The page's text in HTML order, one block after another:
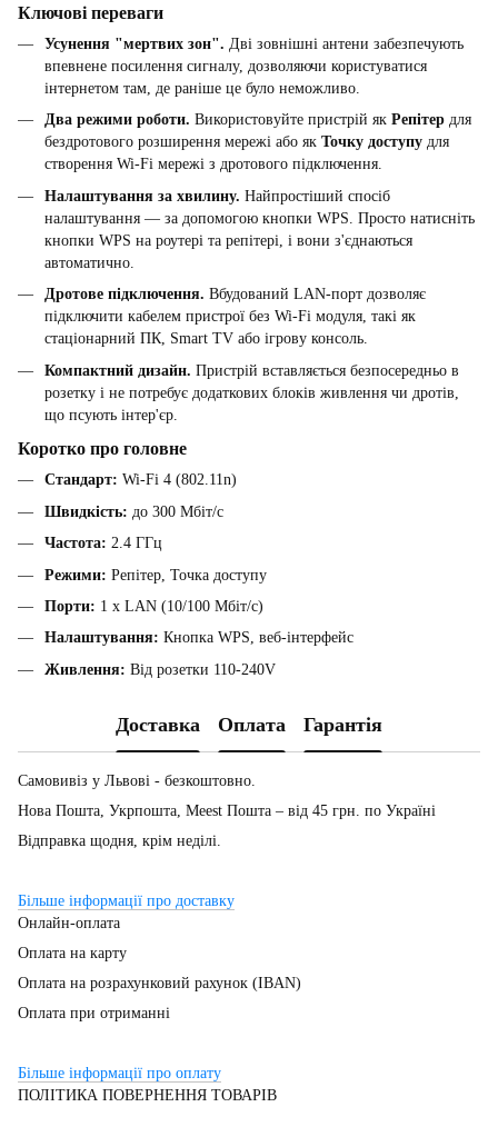
Ключові переваги
Усунення "мертвих зон". Дві зовнішні антени забезпечують
впевнене посилення сигналу, дозволяючи користуватися
інтернетом там, де раніше це було неможливо.
Два режими роботи. Використовуйте пристрій як Репітер для
бездротового розширення мережі або як Точку доступу для
створення Wi-Fi мережі з дротового підключення.
Налаштування за хвилину. Найпростіший спосіб
налаштування — за допомогою кнопки WPS. Просто натисніть
кнопки WPS на роутері та репітері, і вони з'єднаються
автоматично.
Дротове підключення. Вбудований LAN-порт дозволяє
підключити кабелем пристрої без Wi-Fi модуля, такі як
стаціонарний ПК, Smart TV або ігрову консоль.
Компактний дизайн. Пристрій вставляється безпосередньо в
розетку і не потребує додаткових блоків живлення чи дротів,
що псують інтер'єр.
Коротко про головне
Стандарт: Wi-Fi 4 (802.11n)
Швидкість: до 300 Мбіт/с
Частота: 2.4 ГГц
Режими: Репітер, Точка доступу
Порти: 1 x LAN (10/100 Мбіт/с)
Налаштування: Кнопка WPS, веб-інтерфейс
Живлення: Від розетки 110-240V
Доставка Оплата Гарантія
Самовивіз у Львові - безкоштовно.
Нова Пошта, Укрпошта, Meest Пошта – від 45 грн. по Україні
Відправка щодня, крім неділі.
Більше інформації про доставку
Онлайн-оплата
Оплата на карту
Оплата на розрахунковий рахунок (IBAN)
Оплата при отриманні
Більше інформації про оплату
ПОЛІТИКА ПОВЕРНЕННЯ ТОВАРІВ